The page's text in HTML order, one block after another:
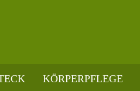
KÖRPERPFLEGE